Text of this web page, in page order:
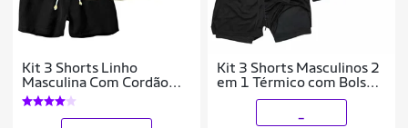
Kit 3 Shorts Linho
Masculina Com Cordão
Bermuda Casual Verão
Kit 3 Shorts Masculinos 2
em 1 Térmico com Bolso
Secagem Rápida